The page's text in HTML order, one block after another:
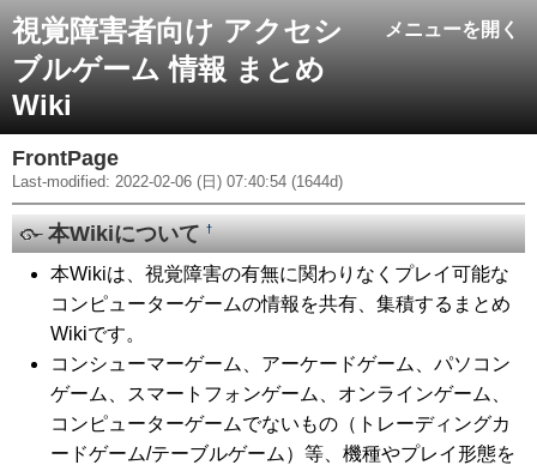
メニューを開く
視覚障害者向け アクセシ
ブルゲーム 情報 まとめ
Wiki
FrontPage
Last-modified: 2022-02-06 (日) 07:40:54 (1644d)
本Wikiについて†
本Wikiは、視覚障害の有無に関わりなくプレイ可能な
コンピューターゲームの情報を共有、集積するまとめ
Wikiです。
コンシューマーゲーム、アーケードゲーム、パソコン
ゲーム、スマートフォンゲーム、オンラインゲーム、
コンピューターゲームでないもの（トレーディングカ
ードゲーム/テーブルゲーム）等、機種やプレイ形態を